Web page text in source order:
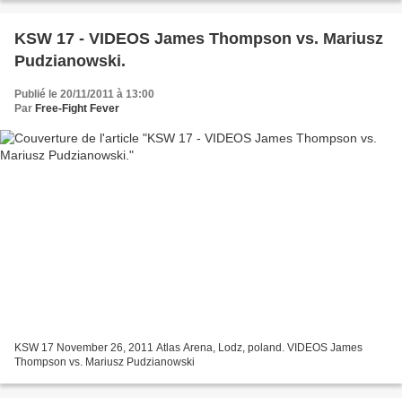
KSW 17 - VIDEOS James Thompson vs. Mariusz
Pudzianowski.
Publié le 20/11/2011 à 13:00
Par Free-Fight Fever
KSW 17 November 26, 2011 Atlas Arena, Lodz, poland. VIDEOS James
Thompson vs. Mariusz Pudzianowski